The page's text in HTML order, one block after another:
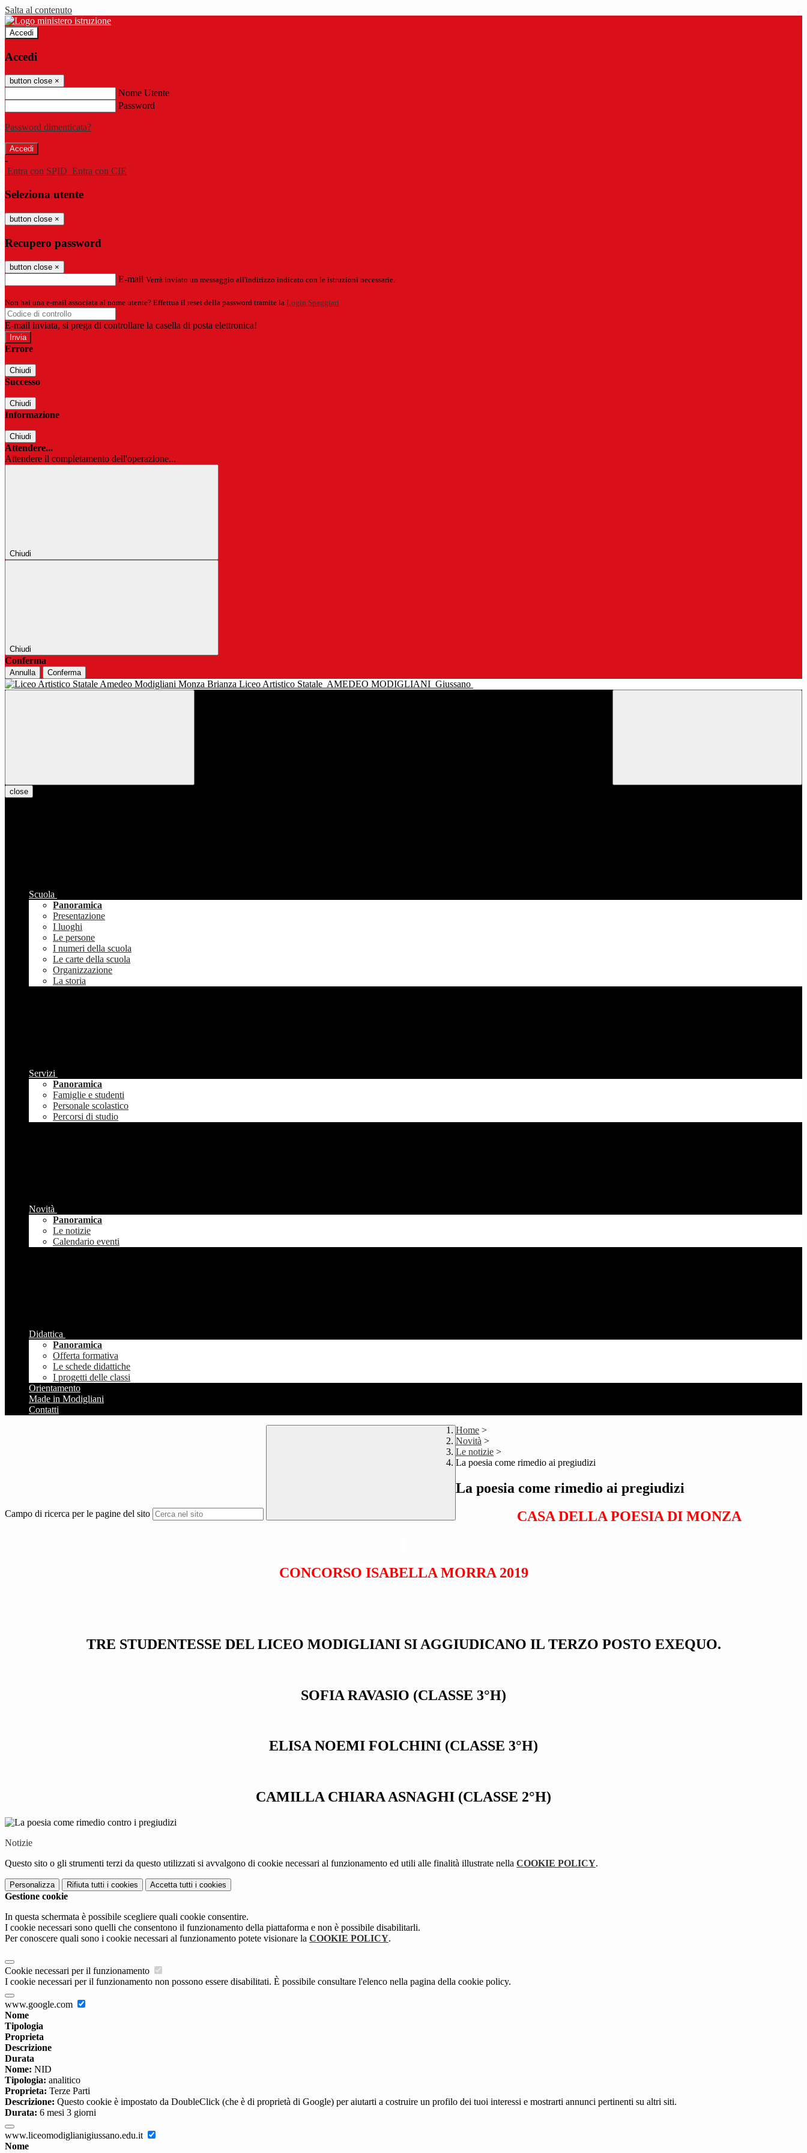
Salta al contenuto
Accedi
Accedi
button close ×
Nome Utente
Password
Password dimenticata?
-
Entra con SPID Entra con CIE
Seleziona utente
button close ×
Recupero password
button close ×
E-mail Verrà inviato un messaggio all'indirizzo indicato con le istruzioni necessarie.
Non hai una e-mail associata al nome utente? Effettua il reset della password tramite la Login Spaggiari
E-mail inviata, si prega di controllare la casella di posta elettronica!
Errore
Chiudi
Successo
Chiudi
Informazione
Chiudi
Attendere...
Attendere il completamento dell'operazione...
Chiudi
Chiudi
Conferma
Annulla Conferma
Liceo Artistico Statale AMEDEO MODIGLIANI Giussano
close
Scuola
Panoramica
Presentazione
I luoghi
Le persone
I numeri della scuola
Le carte della scuola
Organizzazione
La storia
Servizi
Panoramica
Famiglie e studenti
Personale scolastico
Percorsi di studio
Novità
Panoramica
Le notizie
Calendario eventi
Didattica
Panoramica
Offerta formativa
Le schede didattiche
I progetti delle classi
Orientamento
Made in Modigliani
Contatti
Campo di ricerca per le pagine del sito
Home >
Novità >
Le notizie >
La poesia come rimedio ai pregiudizi
La poesia come rimedio ai pregiudizi
CASA DELLA POESIA DI MONZA
CONCORSO ISABELLA MORRA 2019
TRE STUDENTESSE DEL LICEO MODIGLIANI SI AGGIUDICANO IL TERZO POSTO EXEQUO.
SOFIA RAVASIO (CLASSE 3°H)
ELISA NOEMI FOLCHINI (CLASSE 3°H)
CAMILLA CHIARA ASNAGHI (CLASSE 2°H)
Notizie
Questo sito o gli strumenti terzi da questo utilizzati si avvalgono di cookie necessari al funzionamento ed utili alle finalità illustrate nella COOKIE POLICY.
Personalizza Rifiuta tutti i cookies Accetta tutti i cookies
Gestione cookie
In questa schermata è possibile scegliere quali cookie consentire.
I cookie necessari sono quelli che consentono il funzionamento della piattaforma e non è possibile disabilitarli.
Per conoscere quali sono i cookie necessari al funzionamento potete visionare la COOKIE POLICY.
Cookie necessari per il funzionamento
I cookie necessari per il funzionamento non possono essere disabilitati. È possibile consultare l'elenco nella pagina della cookie policy.
www.google.com
Nome
Tipologia
Proprieta
Descrizione
Durata
Nome: NID
Tipologia: analitico
Proprieta: Terze Parti
Descrizione: Questo cookie è impostato da DoubleClick (che è di proprietà di Google) per aiutarti a costruire un profilo dei tuoi interessi e mostrarti annunci pertinenti su altri siti.
Durata: 6 mesi 3 giorni
www.liceomodiglianigiussano.edu.it
Nome